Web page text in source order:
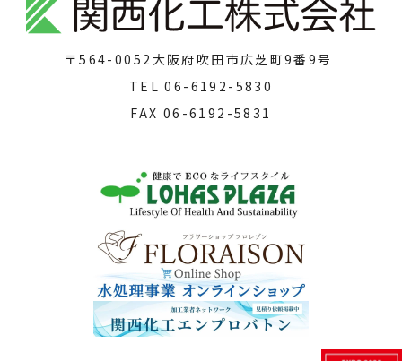
〒564-0052 大阪府吹田市広芝町9番9号
TEL06-6192-5830
FAX 06-6192-5831